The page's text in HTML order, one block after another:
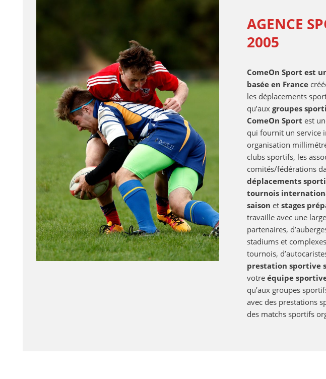
AGENCE
2005
ComeOn Sport est
basée en France
les déplacements
qu’auxgroupes
ComeOn Sport est
qui fournit un service
organisation
clubs sportifs, les
comités/fédérations
déplacements
tournois
saison etstages
travaille avec une
partenaires,
stadiums et
tournois,
prestation sportive
votreéquipe
qu’aux groupes
avec des prestations
des matchs sportifs